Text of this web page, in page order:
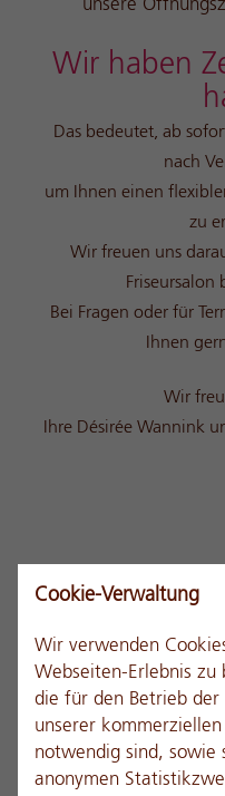
unsere
Wir haben
Das bedeutet, ab
nach
um Ihnen einen
zu
Wir freuen uns
Friseursalon
Bei Fragen oder für
Ihnen
Wir
Ihre Désirée Wannink
Cookie-Verwaltung
Wir verwenden
Webseiten-Erlebnis zu
die für den Betrieb
unserer
notwendig sind, sowie
anonymen